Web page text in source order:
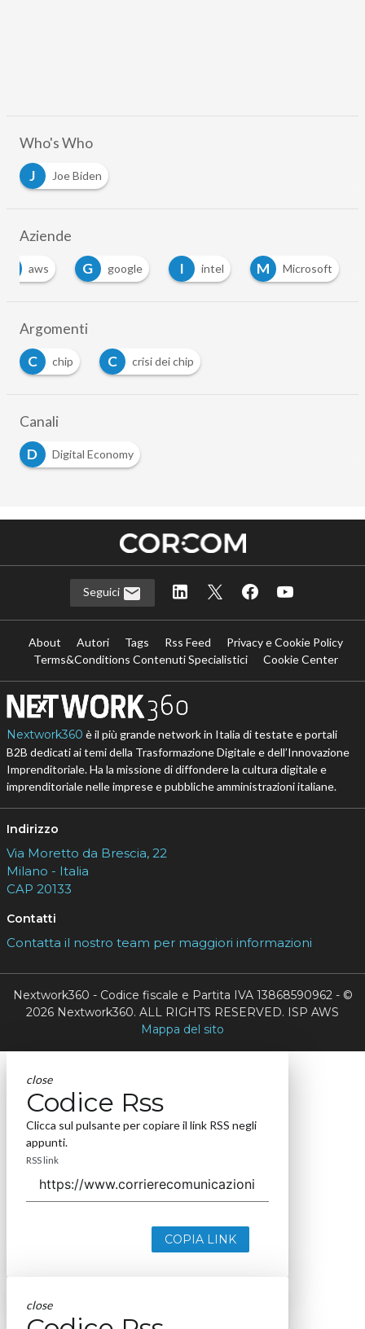
Who's Who
J
Joe Biden
Aziende
aws G google I intel M Microsoft
Argomenti
C
chip C crisi dei chip
Canali
D
Digital Economy
Seguici
About Autori Tags Rss Feed
Privacy e Cookie Policy
Terms&Conditions Contenuti Specialistici
Cookie Center
Nextwork360 è il più grande network in Italia di testate e portali
B2B dedicati ai temi della Trasformazione Digitale e dell’Innovazione
Imprenditoriale. Ha la missione di diffondere la cultura digitale e
imprenditoriale nelle imprese e pubbliche amministrazioni italiane.
Indirizzo
Via Moretto da Brescia, 22
Milano - Italia
CAP 20133
Contatti
Contatta il nostro team per maggiori informazioni
Nextwork360 - Codice fiscale e Partita IVA 13868590962 - ©
2026 Nextwork360. ALL RIGHTS RESERVED. ISP AWS
Mappa del sito
close
Codice Rss
Clicca sul pulsante per copiare il link RSS negli
appunti.
RSS link
COPIA LINK
close